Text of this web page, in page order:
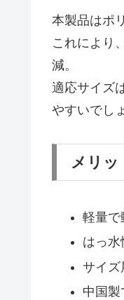
本製品はポ
これにより
減。
適応サイズ
やすいでし
メリッ
軽量で
はっ
サイズ
中国